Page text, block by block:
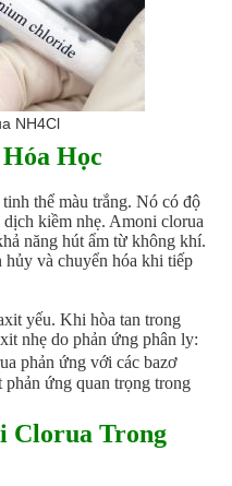
NH4Cl
Học
thể màu trắng. Nó có độ
kiềm nhẹ. Amoni clorua
năng hút ẩm từ không khí.
và chuyển hóa khi tiếp
yếu. Khi hòa tan trong
nhẹ do phản ứng phân ly:
phản ứng với các bazơ
phản ứng quan trọng trong
Clorua Trong